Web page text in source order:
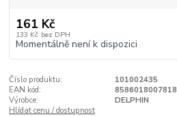
161 Kč
133 Kč bez DPH
Momentálně není k dispozici
Číslo produktu:
101002435
EAN kód:
8586018007818
Výrobce:
DELPHIN
Hlídat cenu / dostupnost